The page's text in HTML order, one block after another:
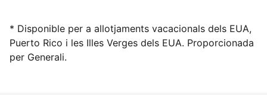
* Disponible per a allotjaments vacacionals dels EUA,
Puerto Rico i les Illes Verges dels EUA. Proporcionada
per Generali.